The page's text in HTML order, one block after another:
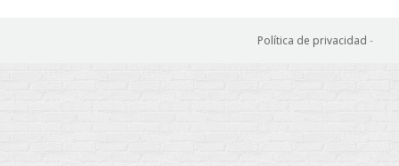
Política de privacidad -